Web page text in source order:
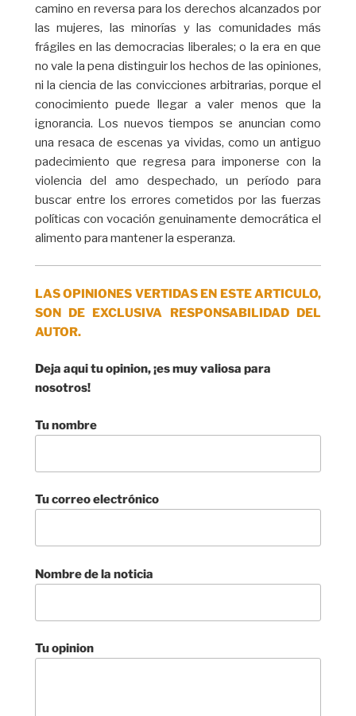
camino en reversa para los derechos alcanzados por
las mujeres, las minorías y las comunidades más
frágiles en las democracias liberales; o la era en que
no vale la pena distinguir los hechos de las opiniones,
ni la ciencia de las convicciones arbitrarias, porque el
conocimiento puede llegar a valer menos que la
ignorancia. Los nuevos tiempos se anuncian como
una resaca de escenas ya vividas, como un antiguo
padecimiento que regresa para imponerse con la
violencia del amo despechado, un período para
buscar entre los errores cometidos por las fuerzas
políticas con vocación genuinamente democrática el
alimento para mantener la esperanza.
LAS OPINIONES VERTIDAS EN ESTE ARTICULO,
SON DE EXCLUSIVA RESPONSABILIDAD DEL
AUTOR.
Deja aqui tu opinion, ¡es muy valiosa para
nosotros!
Tu nombre
Tu correo electrónico
Nombre de la noticia
Tu opinion